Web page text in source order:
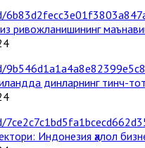
ривожланишининг
динларнинг тинч-
Индонезия ҳалол